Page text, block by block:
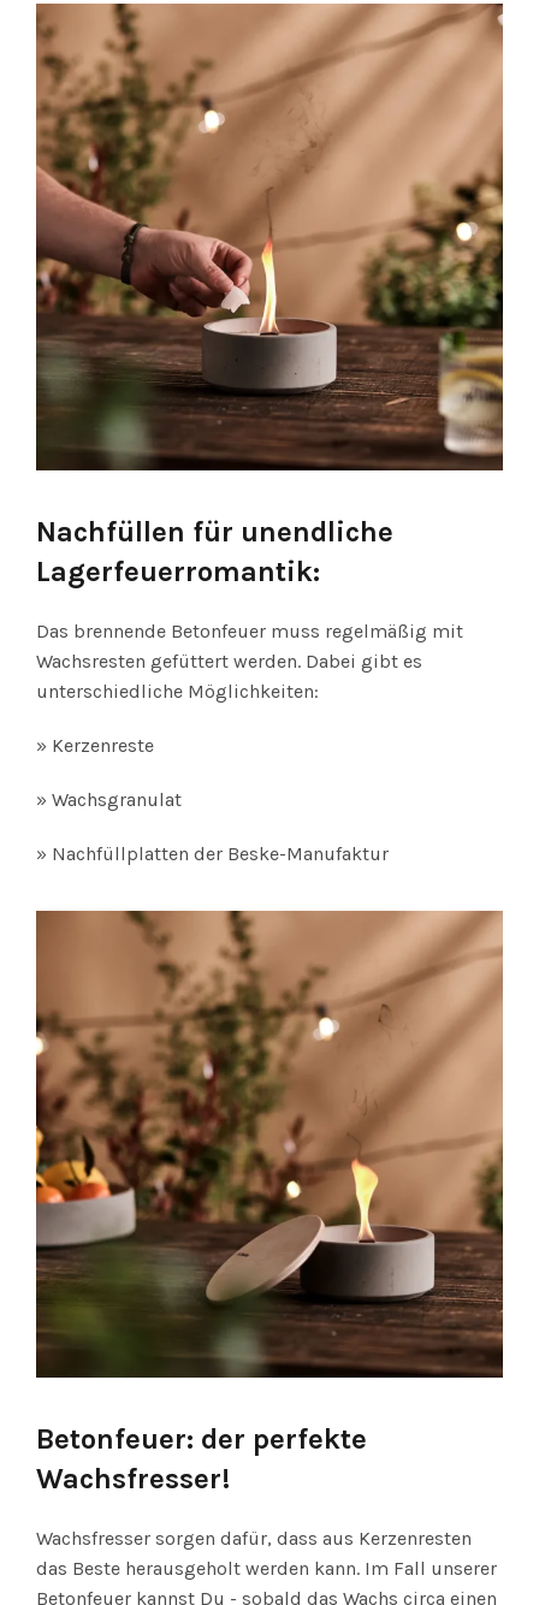
Nachfüllen für unendliche
Lagerfeuerromantik:
Das brennende Betonfeuer muss regelmäßig mit
Wachsresten gefüttert werden. Dabei gibt es
unterschiedliche Möglichkeiten:
» Kerzenreste
» Wachsgranulat
» Nachfüllplatten der Beske-Manufaktur
Betonfeuer: der perfekte
Wachsfresser!
Wachsfresser sorgen dafür, dass aus Kerzenresten
das Beste herausgeholt werden kann. Im Fall unserer
Betonfeuer kannst Du - sobald das Wachs circa einen